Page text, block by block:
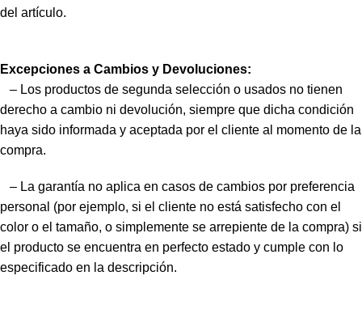
del artículo.
Excepciones a Cambios y Devoluciones:
– Los productos de segunda selección o usados no tienen
derecho a cambio ni devolución, siempre que dicha condición
haya sido informada y aceptada por el cliente al momento de la
compra.
– La garantía no aplica en casos de cambios por preferencia
personal (por ejemplo, si el cliente no está satisfecho con el
color o el tamaño, o simplemente se arrepiente de la compra) si
el producto se encuentra en perfecto estado y cumple con lo
especificado en la descripción.